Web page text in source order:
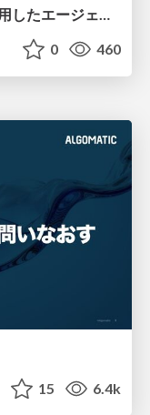
【ブログ用サンプル】Claudeを活用したエージェント分析レポート自動生成例
0 460
15 6.4k